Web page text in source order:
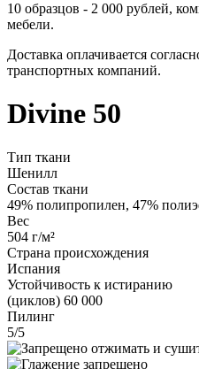
10 образцов - 2 000 рублей,
мебели.
Доставка оплачивается
транспортных компаний.
Divine 50
Тип ткани
Шенилл
Состав ткани
49% полипропилен, 47%
Вес
504 г/м²
Страна происхождения
Испания
Устойчивость к истиранию
(циклов) 60 000
Пилинг
5/5